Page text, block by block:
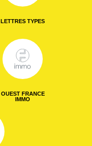
LETTRES TYPES
OUEST FRANCE
IMMO